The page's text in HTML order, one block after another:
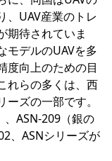
、UAV産業のトレ
期待されていま
モデルのUAVを多
度向上のための目
れらの多くは、西
ズの一部です。
、ASN-209（銀の
、ASNシリーズが